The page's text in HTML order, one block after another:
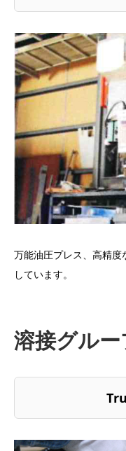
万能油圧プレス、高精
しています。
溶接グルー